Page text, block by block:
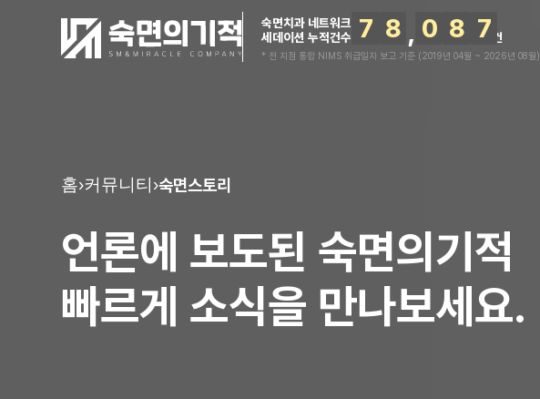
숙면치과 네트워크
세데이션 누적건수
7 8 0 8 7 건
* 전 지점 통합 NIMS 취급일자 보고 기준 (2019년 04월 ~ 2026년 08월)
홈›커뮤니티 ›숙면스토리
언론에 보도된 숙면의기적
빠르게 소식을 만나보세요.